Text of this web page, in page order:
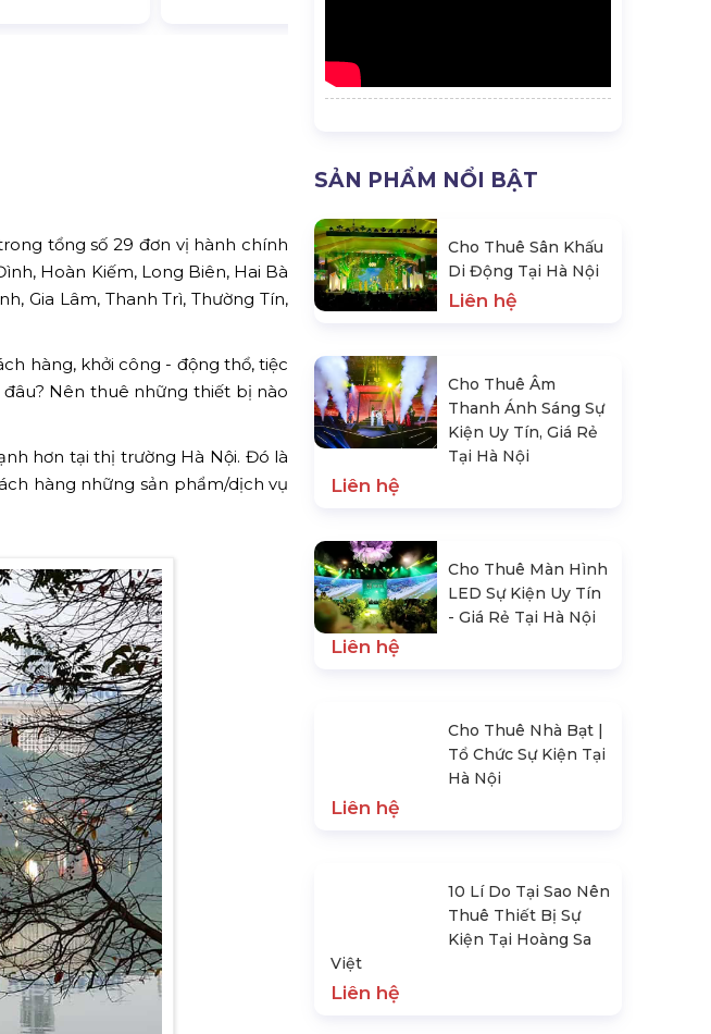
tổng số 29 đơn vị hành chính
Hoàn Kiếm, Long Biên, Hai Bà
Gia Lâm, Thanh Trì, Thường Tín,
hàng, khởi công - động thổ, tiệc
Nên thuê những thiết bị nào
hơn tại thị trường Hà Nội. Đó là
hàng những sản phẩm/dịch vụ
SẢN PHẨM NỔI BẬT
Cho Thuê Sân Khấu
Di Động Tại Hà Nội
Liên hệ
Cho Thuê Âm
Thanh Ánh Sáng Sự
Kiện Uy Tín, Giá Rẻ
Tại Hà Nội
Liên hệ
Cho Thuê Màn Hình
LED Sự Kiện Uy Tín
- Giá Rẻ Tại Hà Nội
Liên hệ
Cho Thuê Nhà Bạt |
Tổ Chức Sự Kiện Tại
Hà Nội
Liên hệ
10 Lí Do Tại Sao Nên
Thuê Thiết Bị Sự
Kiện Tại Hoàng Sa
Liên hệ